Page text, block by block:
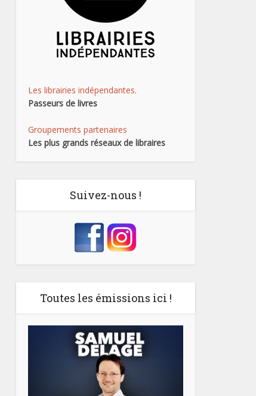
Les librairies indépendantes.
Passeurs de livres
Groupements partenaires
Les plus grands réseaux de libraires
Suivez-nous !
Toutes les émissions ici !